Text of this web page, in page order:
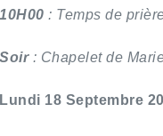
10H00 : Temps de
Soir : Chapelet de
Lundi 18 Septembre